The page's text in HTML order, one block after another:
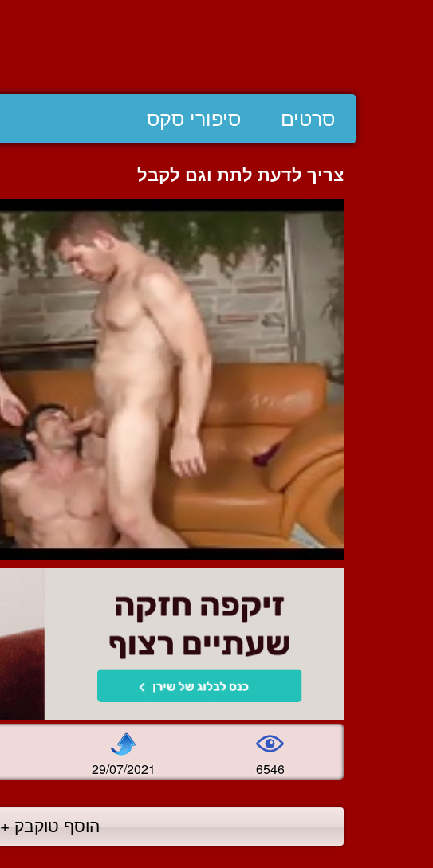
סרטים סיפורי סקס
צריך לדעת לתת וגם לקבל
29/07/2021 6546
הוסף טוקבק +